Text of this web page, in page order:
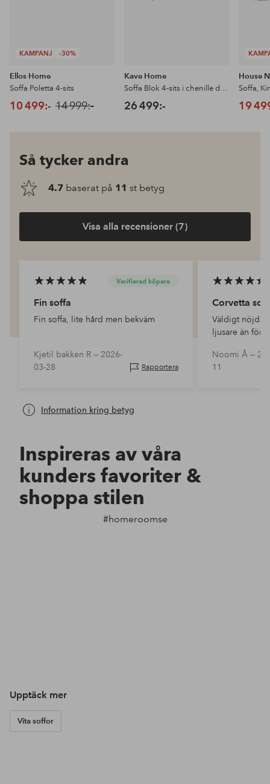
KAMPANJ -30%
Ellos Home
Soffa Poletta 4-sits
10 499:- 14 999:-
Kave Home
Soffa Blok 4-sits i chenille divan vänster
26 499:-
House
Soffa,
19
Så tycker andra
4.7 baserat på 11 st betyg
Visa alla recensioner (7)
Verifierad köpare
Fin soffa
Fin soffa, lite hård men bekväm
Kjetil bakken R — 2026-
03-28
Rapportera
Corvetta
Väldigt nöjda!
ljusare än
sittdjup! 😊
Noomi Å —
11
Information kring betyg
Inspireras av våra
kunders favoriter &
shoppa stilen
#homeroomse
Upptäck mer
Vita soffor